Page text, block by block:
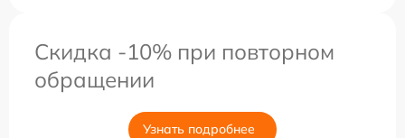
Скидка -10% при повторном
обращении
Узнать подробнее